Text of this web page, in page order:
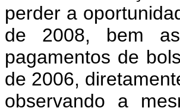
perder a
de 2008, bem
pagamentos de
de 2006,
observando a